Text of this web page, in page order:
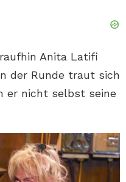
Anita Latifi
der Runde traut sich
er nicht selbst seine